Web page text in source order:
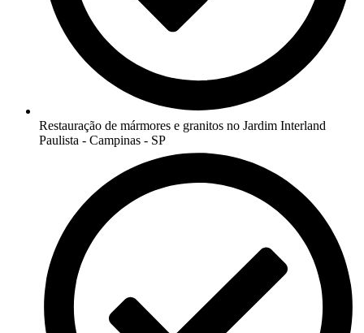
Restauração de mármores e granitos no Jardim Interland
Paulista - Campinas - SP